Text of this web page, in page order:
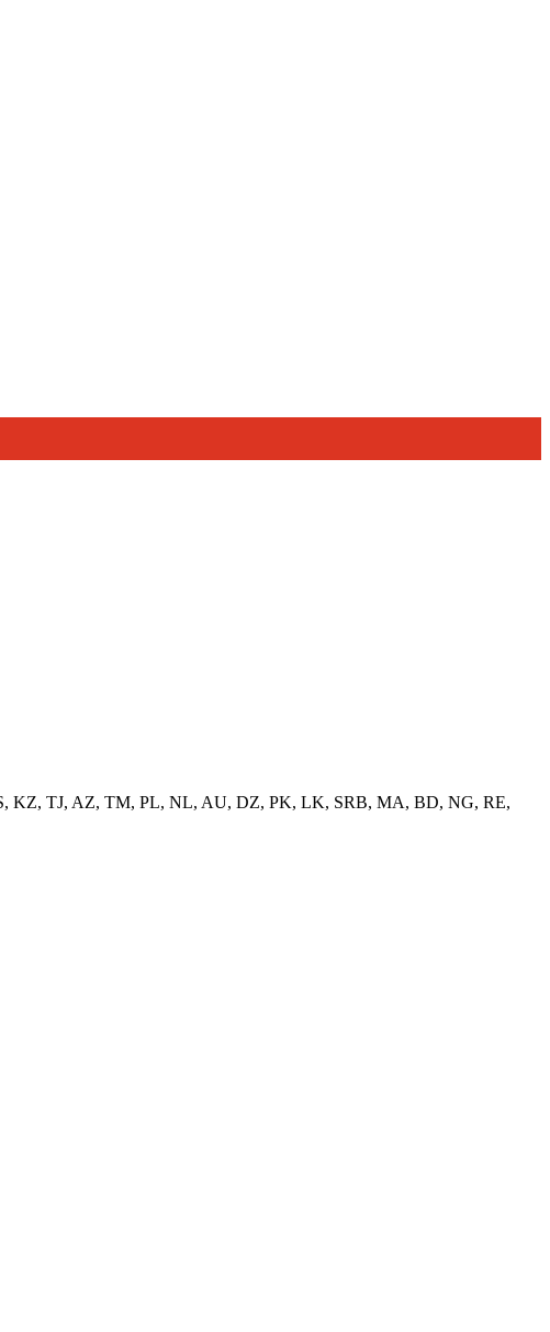
KZ, TJ, AZ, TM, PL, NL, AU, DZ, PK, LK, SRB, MA, BD, NG, RE,